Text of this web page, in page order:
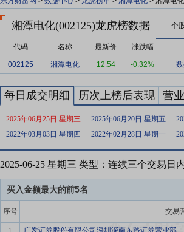
湘潭电化(002125)龙虎榜数据 个
代码 名称 最新价 涨跌幅
002125 湘潭电化 12.54 -0.32%
每日成交明细 历次上榜后表现 营
2025年06月25日 星期三 2025年06月20日 星期五
2022年03月03日 星期四
2022年02月28日 星期一
2025-06-25 星期三 类型：连续三个交易日
买入金额最大的前5名
序号 交易
广发证券股份有限公司深圳深南东路证券营业部